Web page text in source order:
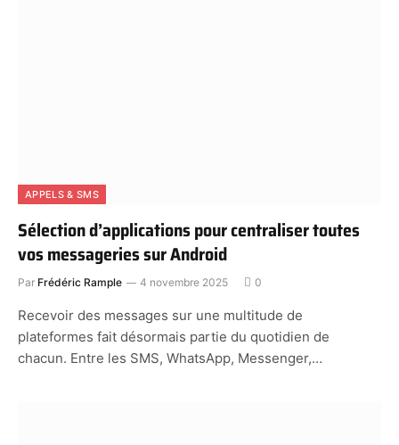
APPELS & SMS
Sélection d’applications pour centraliser toutes
vos messageries sur Android
Par Frédéric Rample 4 novembre 2025 0
Recevoir des messages sur une multitude de
plateformes fait désormais partie du quotidien de
chacun. Entre les SMS, WhatsApp, Messenger,…